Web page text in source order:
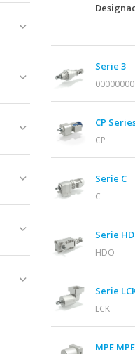
Serie 3
CP
CP
Serie C
C
Serie
HDO
Serie
LCK
MPE MPE